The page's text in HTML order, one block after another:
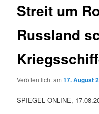
Streit um
Russland
Veröffentlicht am17. August
SPIEGEL ONLINE,